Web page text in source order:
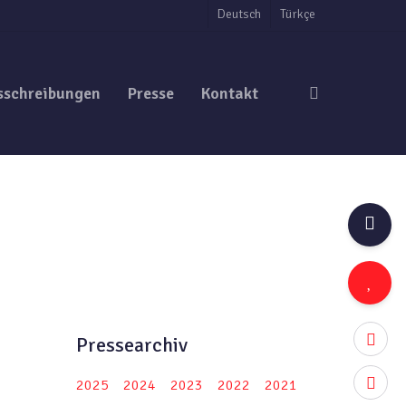
twitter
Deutsch Türkçe
Presse Kontakt
Pressearchiv
2025 2024 2023 2022
2021